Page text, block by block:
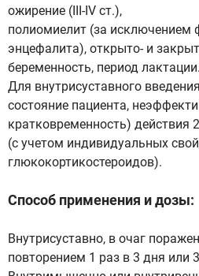
ожирение (III-IV ст.),
полиомиелит (за исключением
энцефалита), открыто- и
беременность, период лактации.
Для внутрисуставного
состояние пациента,
кратковременность) действия
(с учетом индивидуальных
глюкокортикостероидов).
Способ применения и дозы:
Внутрисуставно, в очаг
повторением 1 раз в 3 дня или